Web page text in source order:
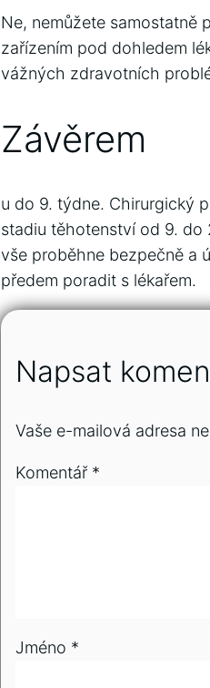
Ne, nemůžete samostatně
zařízením pod dohledem
vážných zdravotních
Závěrem
u do 9. týdne. Chirurgický
stadiu těhotenství od 9. do
vše proběhne bezpečně a
předem poradit s lékařem.
Napsat
Vaše e-mailová adresa
Komentář *
Jméno *